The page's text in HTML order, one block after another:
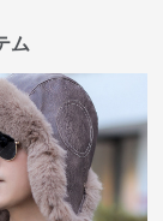
ム